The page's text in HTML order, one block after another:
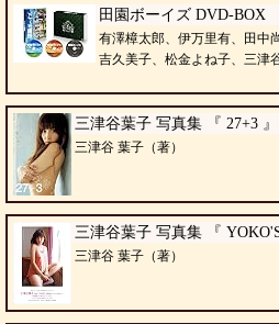
田園ボーイズ DVD-BOX
有澤樟太郎、伊万里有、田中
吉久美子、松金よね子、三津
三津谷葉子 写真集 『 27+3 』
三津谷 葉子（著）
三津谷葉子 写真集 『
三津谷 葉子（著）